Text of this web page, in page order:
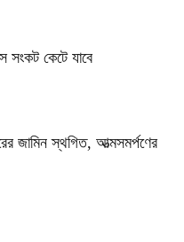
সংকট কেটে যাবে
জামিন স্থগিত, আত্মসমর্পণের